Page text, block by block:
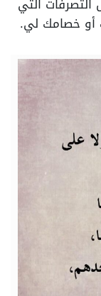
أو خصامك لي.